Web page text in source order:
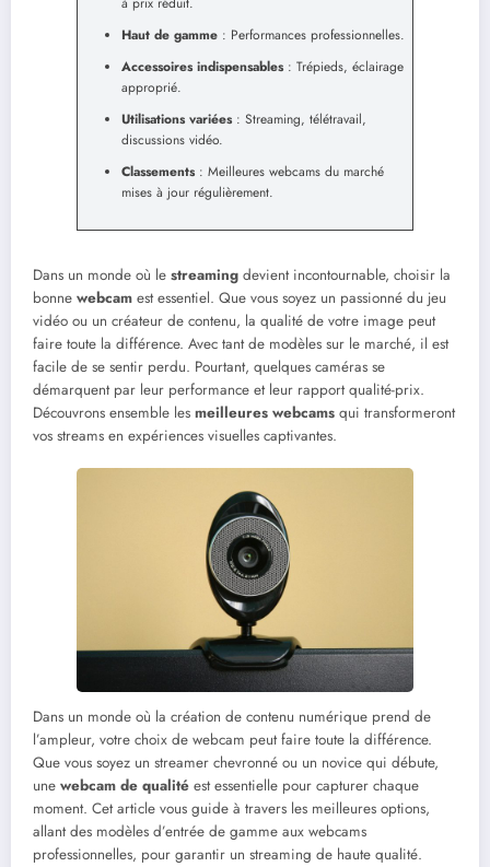
Haut de gamme : Performances professionnelles.
Accessoires indispensables: Trépieds, éclairage
approprié.
Utilisations variées: Streaming, télétravail,
discussions vidéo.
Classements: Meilleures webcams du marché
mises à jour régulièrement.
Dans un monde où le streaming devient incontournable, choisir la
bonne webcam est essentiel. Que vous soyez un passionné du jeu
vidéo ou un créateur de contenu, la qualité de votre image peut
faire toute la différence. Avec tant de modèles sur le marché, il est
facile de se sentir perdu. Pourtant, quelques caméras se
démarquent par leur performance et leur rapport qualité-prix.
Découvrons ensemble les meilleures webcams qui transformeront
vos streams en expériences visuelles captivantes.
Dans un monde où la création de contenu numérique prend de
l’ampleur, votre choix de webcam peut faire toute la différence.
Que vous soyez un streamer chevronné ou un novice qui débute,
une webcam de qualité est essentielle pour capturer chaque
moment. Cet article vous guide à travers les meilleures options,
allant des modèles d’entrée de gamme aux webcams
professionnelles, pour garantir un streaming de haute qualité.